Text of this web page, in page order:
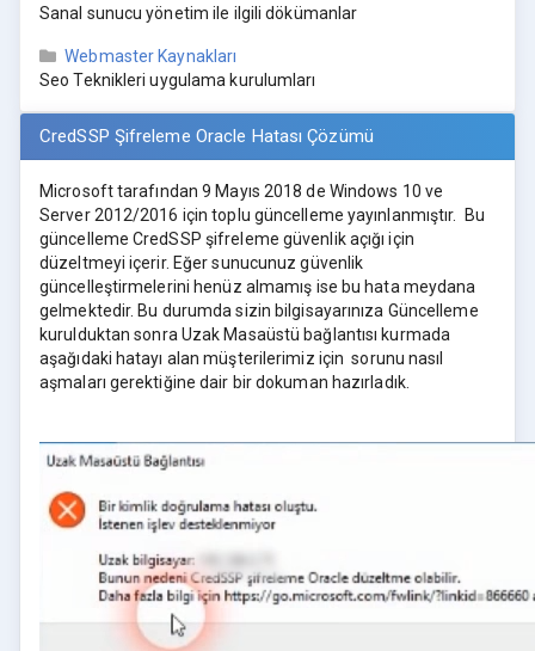
Sanal sunucu yönetim ile ilgili dökümanlar
Webmaster Kaynakları
Seo Teknikleri uygulama kurulumları
CredSSP Şifreleme Oracle Hatası Çözümü
Microsoft tarafından 9 Mayıs 2018 de Windows 10 ve
Server 2012/2016 için toplu güncelleme yayınlanmıştır. Bu
güncelleme CredSSP şifreleme güvenlik açığı için
düzeltmeyi içerir. Eğer sunucunuz güvenlik
güncelleştirmelerini henüz almamış ise bu hata meydana
gelmektedir. Bu durumda sizin bilgisayarınıza Güncelleme
kurulduktan sonra Uzak Masaüstü bağlantısı kurmada
aşağıdaki hatayı alan müşterilerimiz için sorunu nasıl
aşmaları gerektiğine dair bir dokuman hazırladık.